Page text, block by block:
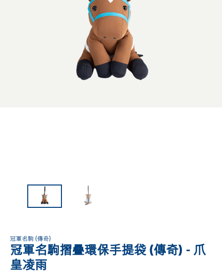
冠軍名駒 (傳奇)
冠軍名駒摺疊環保手提袋 (傳奇) - 爪
皇凌雨